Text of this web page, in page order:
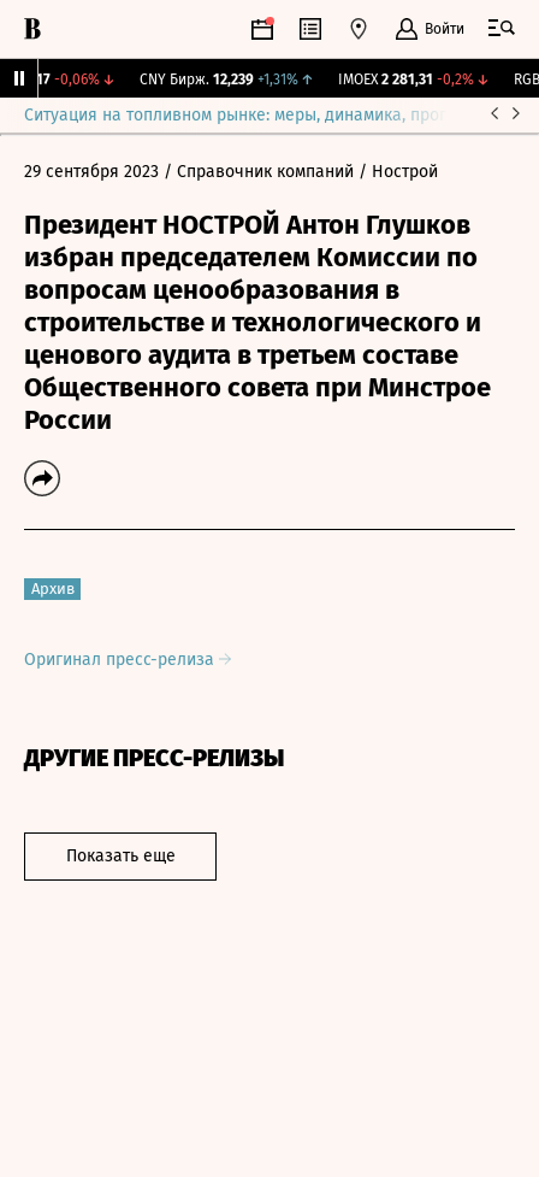
Войти
-0,06%↓ CNY Бирж. 12,239 +1,31% ↑ IMOEX 2 281,31 -0,2%↓
Ситуация на топливном рынке: меры, динамика, прогнозы
29 сентября 2023 / Справочник компаний / Нострой
Президент НОСТРОЙ Антон Глушков
избран председателем Комиссии по
вопросам ценообразования в
строительстве и технологического и
ценового аудита в третьем составе
Общественного совета при Минстрое
России
Архив
Оригинал пресс-релиза
ДРУГИЕ ПРЕСС-РЕЛИЗЫ
Показать еще